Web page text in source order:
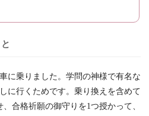
に乗りました。学問の神様で有名な
に行くためです。乗り換えを含めて
合格祈願の御守りを1つ授かって、